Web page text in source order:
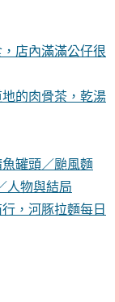
店內滿滿公仔很
的肉骨茶，乾湯
罐頭／颱風麵
人物與結局
，河豚拉麵每日